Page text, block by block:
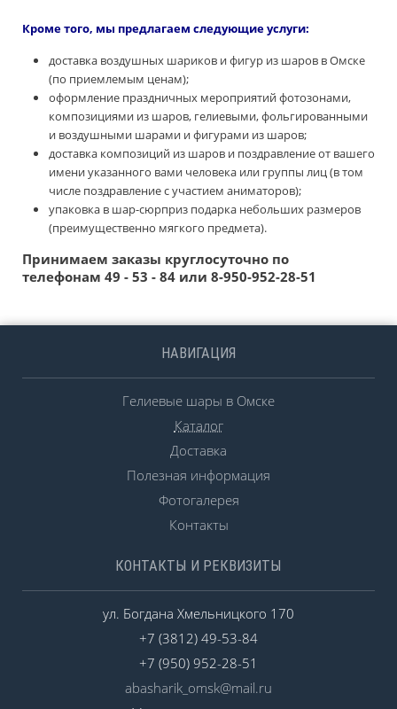
Кроме того, мы предлагаем следующие услуги:
доставка воздушных шариков и фигур из шаров в Омске
(по приемлемым ценам);
оформление праздничных мероприятий фотозонами,
композициями из шаров, гелиевыми, фольгированными
и воздушными шарами и фигурами из шаров;
доставка композиций из шаров и поздравление от вашего
имени указанного вами человека или группы лиц (в том
числе поздравление с участием аниматоров);
упаковка в шар-сюрприз подарка небольших размеров
(преимущественно мягкого предмета).
Принимаем заказы круглосуточно по
телефонам 49 - 53 - 84 или 8-950-952-28-51
НАВИГАЦИЯ
Гелиевые шары в Омске
Каталог
Доставка
Полезная информация
Фотогалерея
Контакты
КОНТАКТЫ И РЕКВИЗИТЫ
ул. Богдана Хмельницкого 170
+7 (3812) 49-53-84
+7 (950) 952-28-51
abasharik_omsk@mail.ru